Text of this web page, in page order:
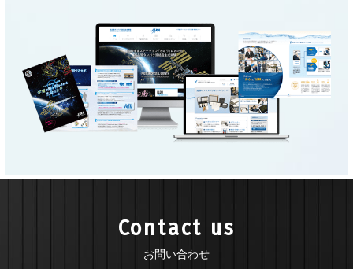
Contact us
お問い合わせ